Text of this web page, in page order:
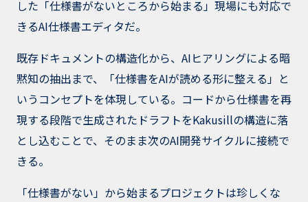
した「仕様書がないところから始まる」現場にも対応で
きるAI仕様書エディタだ。
既存ドキュメントの構造化から、AIヒアリングによる暗
黙知の抽出まで、「仕様書をAIが読める形に整える」と
いうコンセプトを体現している。コードから仕様書を再
現する段階で生成されたドラフトをKakusillの構造に落
とし込むことで、そのまま次のAI開発サイクルに接続で
きる。
「仕様書がない」から始まるプロジェクトは珍しくな